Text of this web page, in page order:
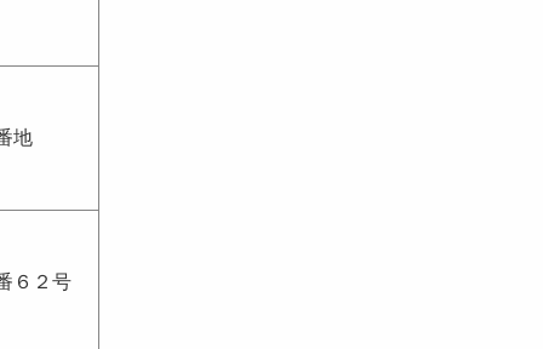
地
６２号